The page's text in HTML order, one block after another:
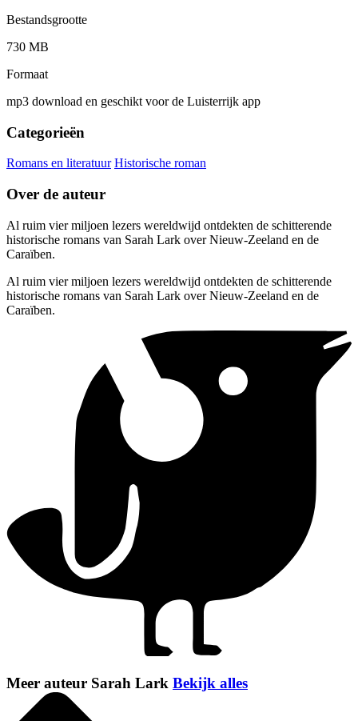
Bestandsgrootte
730 MB
Formaat
mp3 download en geschikt voor de Luisterrijk app
Categorieën
Romans en literatuur Historische roman
Over de auteur
Al ruim vier miljoen lezers wereldwijd ontdekten de schitterende
historische romans van Sarah Lark over Nieuw-Zeeland en de
Caraïben.
Al ruim vier miljoen lezers wereldwijd ontdekten de schitterende
historische romans van Sarah Lark over Nieuw-Zeeland en de
Caraïben.
Meer auteur Sarah Lark Bekijk alles